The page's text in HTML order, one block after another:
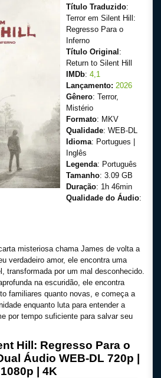
Dublado
Título Traduzido:
Terror em Silent Hill:
Regresso Para o
Inferno
Título Original :
Return to Silent Hill
IMDb: 4,1
Lançamento: 2026
Gênero: Terror,
Mistério
Formato: MKV
Qualidade: WEB-DL
Idioma: Portugues |
Inglês
Legenda: Português
Tamanho: 3.09 GB
Duração: 1h 46min
Qualidade do Áudio:
misteriosa chama James de volta a
verdadeiro amor, ele encontra uma
transformada por um mal desconhecido.
na escuridão, ele encontra
familiares quanto novas, e começa a
enquanto luta para entender a
por tempo suficiente para salvar seu
Hill: Regresso Para o
Áudio WEB-DL 720p |
1080p | 4K